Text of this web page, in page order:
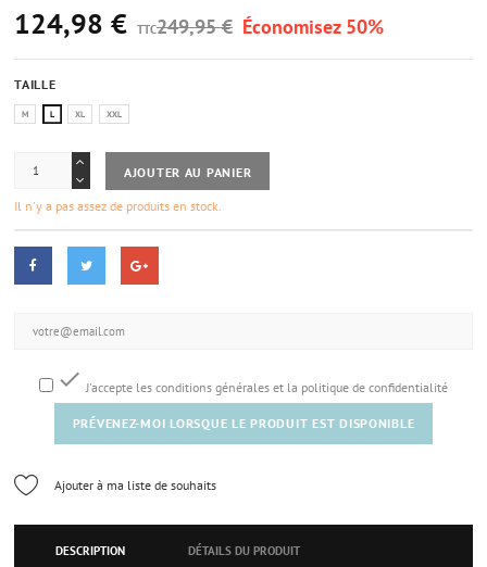
249,95 € Économisez 50%
124,98 € TTC
TAILLE
M L XL XXL
AJOUTER AU PANIER
Il n'y a pas assez de produits en stock.
 J'accepte les conditions générales et la politique de confidentialité
PRÉVENEZ-MOI LORSQUE LE PRODUIT EST DISPONIBLE
Ajouter à ma liste de souhaits
DESCRIPTION DÉTAILS DU PRODUIT